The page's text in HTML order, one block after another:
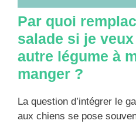
Par quoi
salade si je
autre légume à
manger ?
La question d’intégrer le
aux chiens se pose